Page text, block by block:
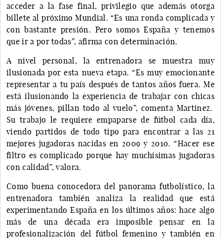
acceder a la fase final, privilegio que además otorga
billete al próximo Mundial. “Es una ronda complicada y
con bastante presión. Pero somos España y tenemos
que ir a por todas”, afirma con determinación.
A nivel personal, la entrenadora se muestra muy
ilusionada por esta nueva etapa. “Es muy emocionante
representar a tu país después de tantos años fuera. Me
está ilusionando la experiencia de trabajar con chicas
más jóvenes, pillan todo al vuelo”, comenta Martínez.
Su trabajo le requiere empaparse de fútbol cada día,
viendo partidos de todo tipo para encontrar a las 21
mejores jugadoras nacidas en 2009 y 2010. “Hacer ese
filtro es complicado porque hay muchísimas jugadoras
con calidad”, valora.
Como buena conocedora del panorama futbolístico, la
entrenadora también analiza la realidad que está
experimentando España en los últimos años: hace algo
más de una década era imposible pensar en la
profesionalización del fútbol femenino y también en